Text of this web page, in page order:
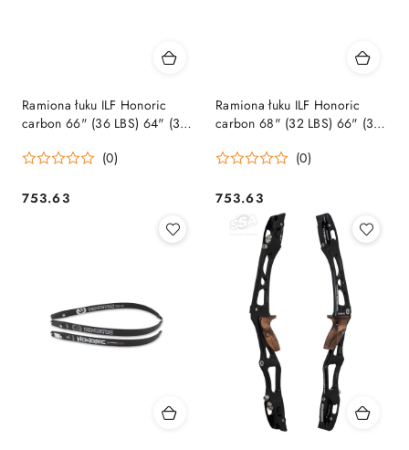
Ramiona łuku ILF Honoric
carbon 66" (36 LBS) 64" (38
(0)
Cena:
753.63
Ramiona łuku ILF Honoric
carbon 68" (32 LBS) 66" (34
(0)
Cena:
753.63